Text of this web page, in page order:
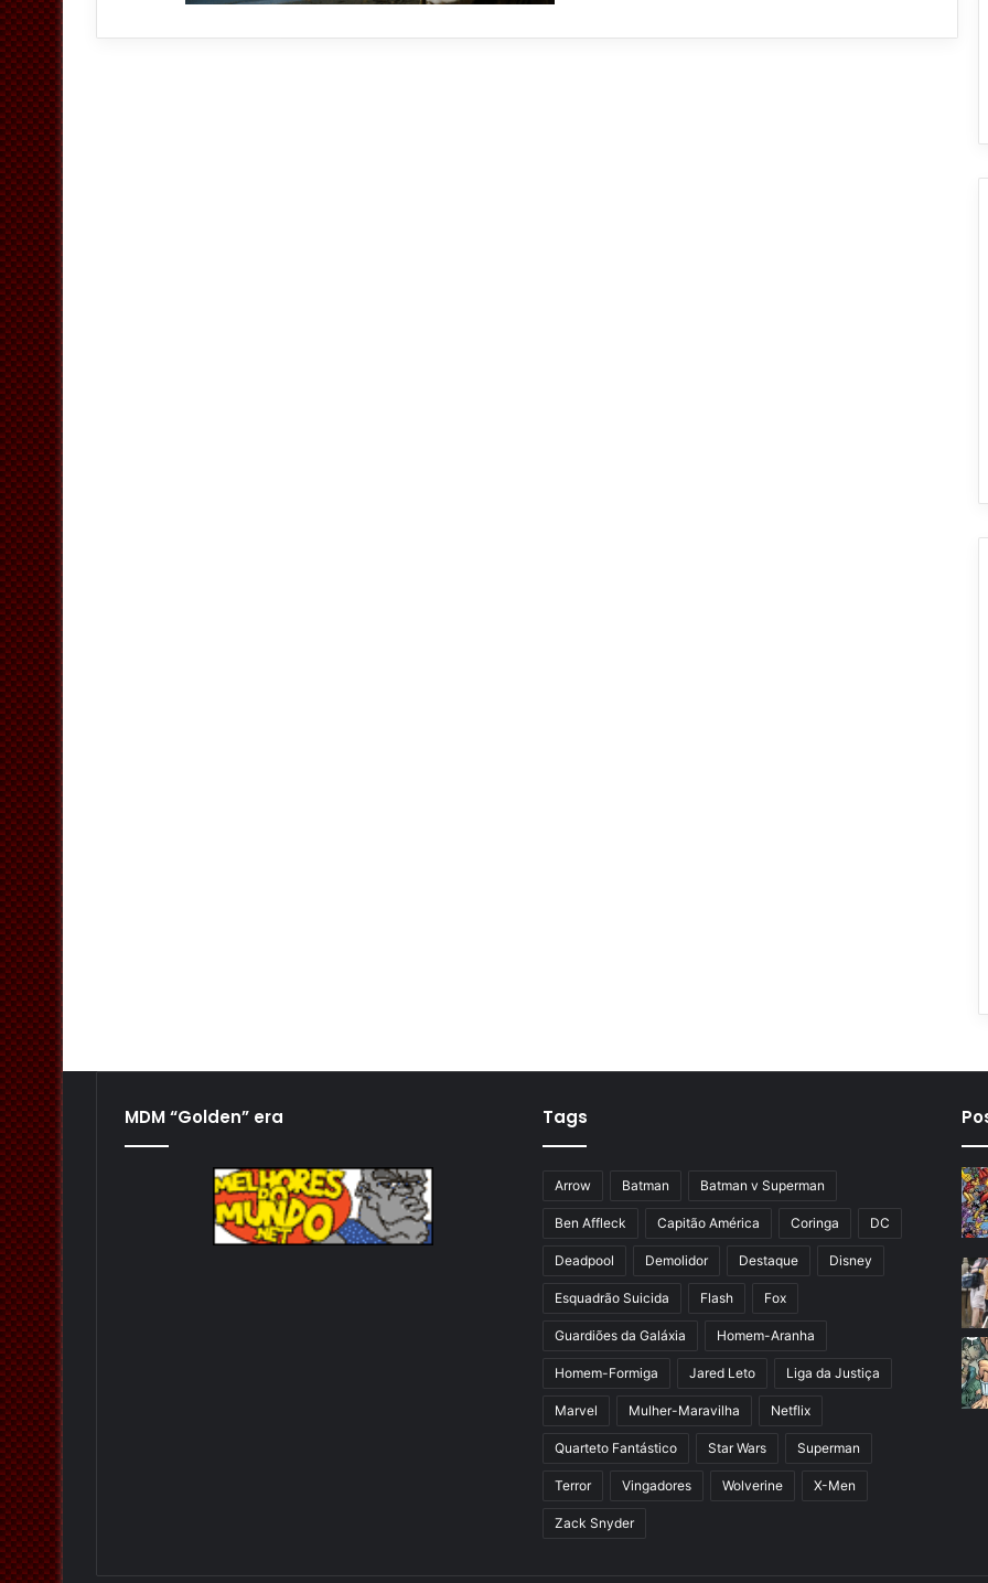
MDM “Golden” era Tags
Arrow Batman Batman v Superman
Ben Affleck Capitão América Coringa DC
Deadpool Demolidor Destaque Disney
Esquadrão Suicida Flash Fox
Guardiões da Galáxia Homem-Aranha
Homem-Formiga Jared Leto Liga da Justiça
Marvel Mulher-Maravilha Netflix
Quarteto Fantástico Star Wars Superman
Terror Vingadores Wolverine X-Men
Zack Snyder